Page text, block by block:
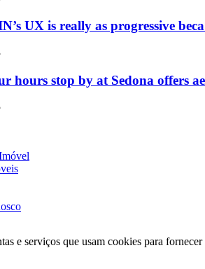
UX is really as progressive
hours stop by at Sedona offers
e serviços que usam cookies para